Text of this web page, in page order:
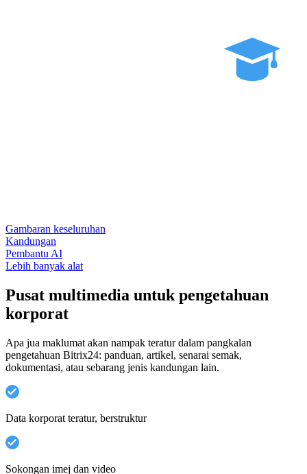
Gambaran keseluruhan
Kandungan
Pembantu AI
Lebih banyak alat
Pusat multimedia untuk pengetahuan
korporat
Apa jua maklumat akan nampak teratur dalam pangkalan
pengetahuan Bitrix24: panduan, artikel, senarai semak,
dokumentasi, atau sebarang jenis kandungan lain.
Data korporat teratur, berstruktur
Sokongan imej dan video